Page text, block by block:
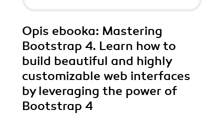
Opis ebooka: Mastering
Bootstrap 4. Learn how to
build beautiful and highly
customizable web interfaces
by leveraging the power of
Bootstrap 4